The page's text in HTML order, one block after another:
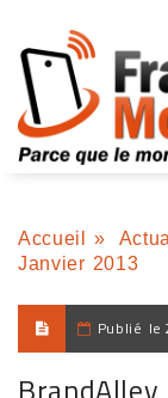
Accueil »
Janvier 2013
Publié le